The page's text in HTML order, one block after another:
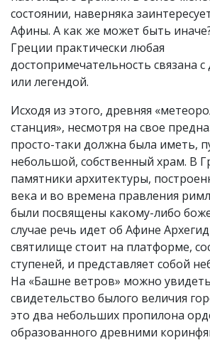
состоянии, наверняка
Афины. А как же может быть
Греции практически любая
достопримечательность связана
или легендой.
Исходя из этого, древняя
станция», несмотря на свое
просто-таки должна была иметь,
небольшой, собственный храм. В
памятники архитектуры,
века и во времена правления
были посвящены какому-либо
случае речь идет об Афине
святилище стоит на платформе,
ступеней, и представляет собой
На «Башне ветров» можно
свидетельство былого величия
это два небольших пропилона
образованного древними